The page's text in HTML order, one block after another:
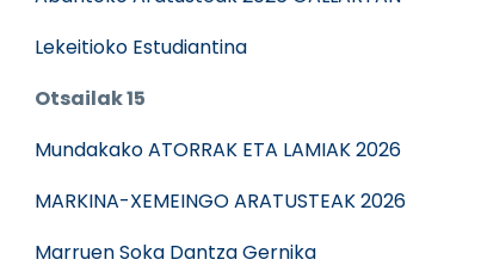
Lekeitioko Estudiantina
Otsailak 15
Mundakako ATORRAK ETA LAMIAK 2026
MARKINA-XEMEINGO ARATUSTEAK 2026
Marruen Soka Dantza Gernika